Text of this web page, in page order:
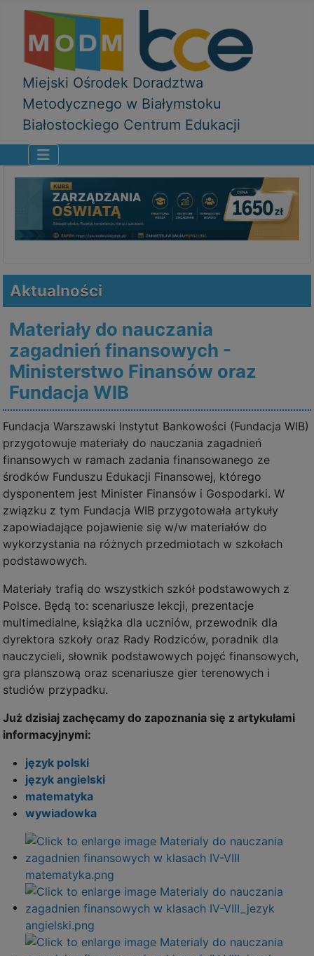
Miejski Ośrodek Doradztwa
Metodycznego w Białymstoku
Białostockiego Centrum Edukacji
Aktualności
Materiały do nauczania
zagadnień finansowych -
Ministerstwo Finansów oraz
Fundacja WIB
Fundacja Warszawski Instytut Bankowości (Fundacja WIB)
przygotowuje materiały do nauczania zagadnień
finansowych w ramach zadania finansowanego ze
środków Funduszu Edukacji Finansowej, którego
dysponentem jest Minister Finansów i Gospodarki. W
związku z tym Fundacja WIB przygotowała artykuły
zapowiadające pojawienie się w/w materiałów do
wykorzystania na różnych przedmiotach w szkołach
podstawowych.
Materiały trafią do wszystkich szkół podstawowych z
Polsce. Będą to: scenariusze lekcji, prezentacje
multimedialne, książka dla uczniów, przewodnik dla
dyrektora szkoły oraz Rady Rodziców, poradnik dla
nauczycieli, słownik podstawowych pojęć finansowych,
gra planszową oraz scenariusze gier terenowych i
studiów przypadku.
Już dzisiaj zachęcamy do zapoznania się z artykułami
informacyjnymi:
język polski
język angielski
matematyka
wywiadowka